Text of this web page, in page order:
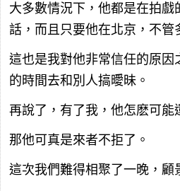
大多數情況下，他都是在拍戲
話，而且只要他在北京，不管
這也是我對他非常信任的原因
的時間去和別人搞曖昧。
再說了，有了我，他怎麽可能
那他可真是來者不拒了。
這次我們難得相聚了一晚，顧